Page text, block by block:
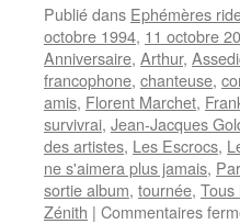
Publié dans Ephémères
octobre 1994, 11 octobre
Anniversaire, Arthur,
francophone, chanteuse,
amis, Florent Marchet,
survivrai, Jean-Jacques
des artistes, Les Escrocs,
ne s'aimera plus jamais,
sortie album, tournée, Tous
Zénith | Commentaires